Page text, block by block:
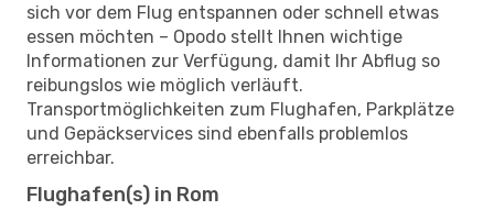
sich vor dem Flug entspannen oder schnell etwas
essen möchten – Opodo stellt Ihnen wichtige
Informationen zur Verfügung, damit Ihr Abflug so
reibungslos wie möglich verläuft.
Transportmöglichkeiten zum Flughafen, Parkplätze
und Gepäckservices sind ebenfalls problemlos
erreichbar.
Flughafen(s) in Rom